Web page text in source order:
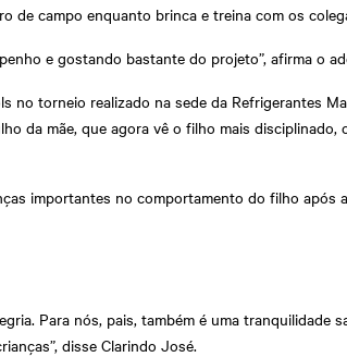
de campo enquanto brinca e treina com os
e gostando bastante do projeto”, afirma o
no torneio realizado na sede da Refrigerantes
da mãe, que agora vê o filho mais
importantes no comportamento do filho após
Para nós, pais, também é uma tranquilidade
disse Clarindo José.